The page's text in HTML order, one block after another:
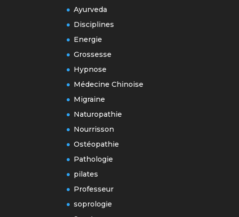
Ayurveda
Disciplines
Energie
Grossesse
Hypnose
Médecine Chinoise
Migraine
Naturopathie
Nourrisson
Ostéopathie
Pathologie
pilates
Professeur
soprologie